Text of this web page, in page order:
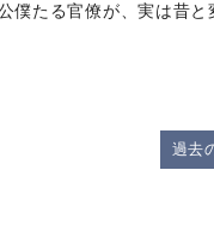
僕たる官僚が、実は昔と
過去